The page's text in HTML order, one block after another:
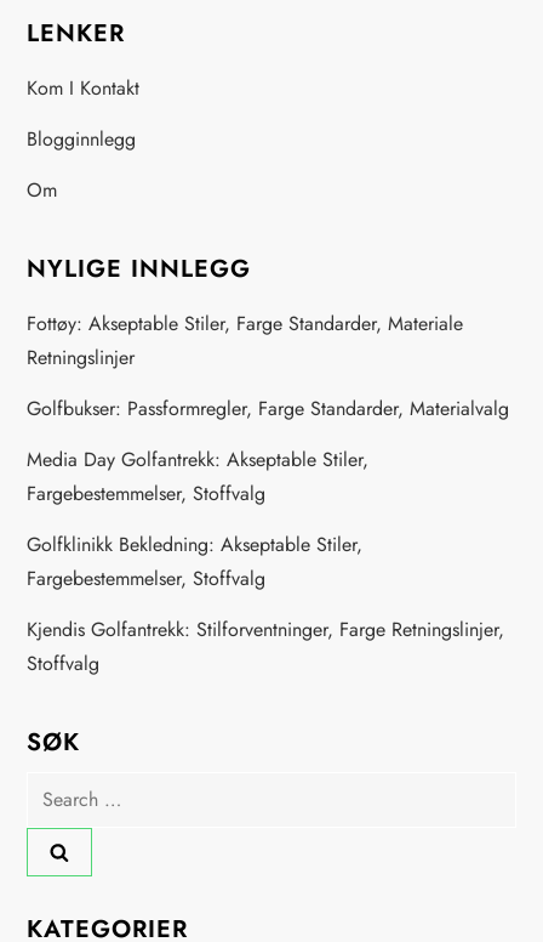
LENKER
Kom I Kontakt
Blogginnlegg
Om
NYLIGE INNLEGG
Fottøy: Akseptable Stiler, Farge Standarder, Materiale
Retningslinjer
Golfbukser: Passformregler, Farge Standarder, Materialvalg
Media Day Golfantrekk: Akseptable Stiler,
Fargebestemmelser, Stoffvalg
Golfklinikk Bekledning: Akseptable Stiler,
Fargebestemmelser, Stoffvalg
Kjendis Golfantrekk: Stilforventninger, Farge Retningslinjer,
Stoffvalg
SØK
Search
KATEGORIER